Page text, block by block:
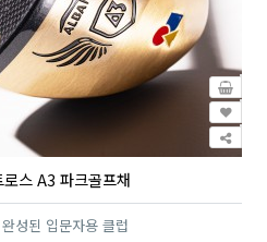
스 A3 파크골프채
성된 입문자용 클럽